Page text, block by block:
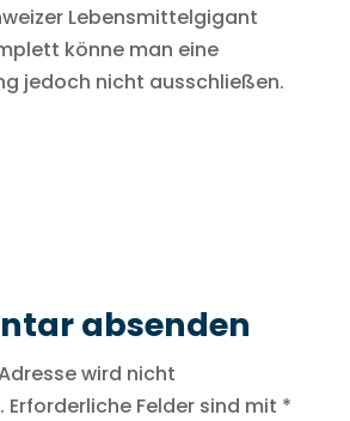
Lebensmittelgigant
könne man eine
jedoch nicht ausschließen.
absenden
wird nicht
Erforderliche Felder sind mit *